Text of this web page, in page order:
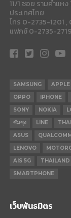
11/1 ซอย รามคำแห
ประเทศไทย
โทร 0-2735-1201
แฟกซ์ 0-2735-
SAMSUNG APPLE
OPPO
IPHONE
SONY
NOKIA
ซัมซุง
LINE
ASUS
LENOVO
AIS 5G
THAILAND
SMARTPHONE
เว็บพันธมิตร